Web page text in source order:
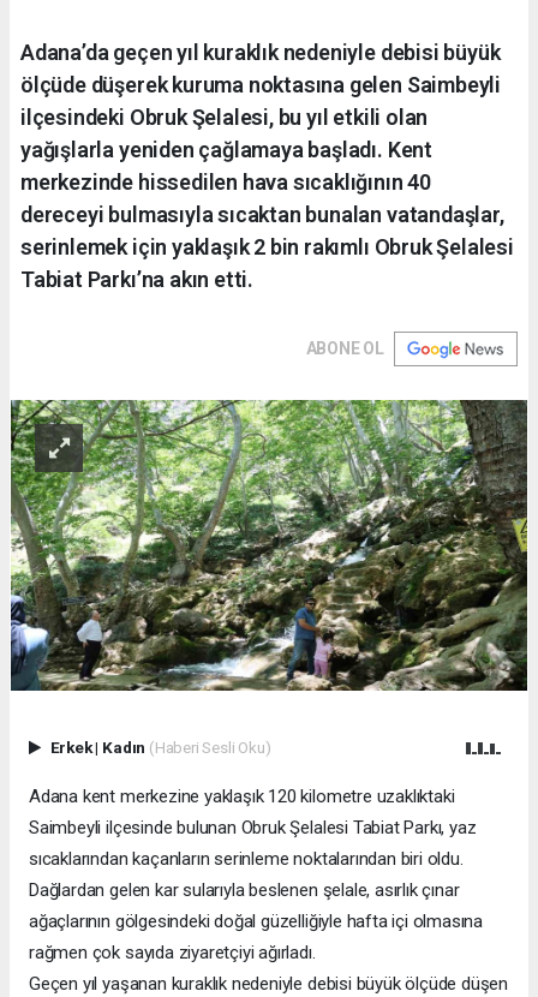
Adana’da geçen yıl kuraklık nedeniyle debisi büyük
ölçüde düşerek kuruma noktasına gelen Saimbeyli
ilçesindeki Obruk Şelalesi, bu yıl etkili olan
yağışlarla yeniden çağlamaya başladı. Kent
merkezinde hissedilen hava sıcaklığının 40
dereceyi bulmasıyla sıcaktan bunalan vatandaşlar,
serinlemek için yaklaşık 2 bin rakımlı Obruk Şelalesi
Tabiat Parkı’na akın etti.
ABONE OL
Erkek| Kadın (Haberi Sesli Oku)
Adana kent merkezine yaklaşık 120 kilometre uzaklıktaki
Saimbeyli ilçesinde bulunan Obruk Şelalesi Tabiat Parkı, yaz
sıcaklarından kaçanların serinleme noktalarından biri oldu.
Dağlardan gelen kar sularıyla beslenen şelale, asırlık çınar
ağaçlarının gölgesindeki doğal güzelliğiyle hafta içi olmasına
rağmen çok sayıda ziyaretçiyi ağırladı.
Geçen yıl yaşanan kuraklık nedeniyle debisi büyük ölçüde düşen